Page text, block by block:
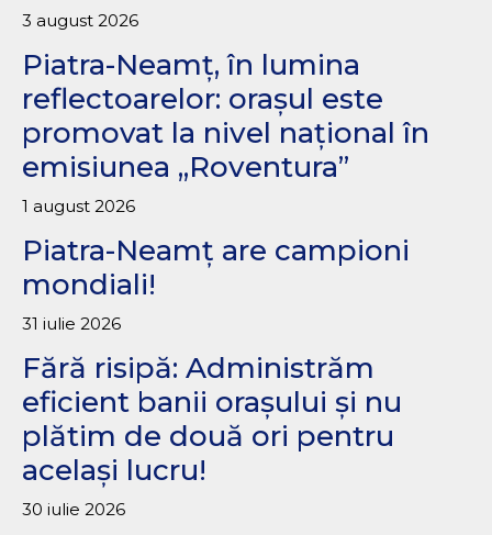
3 august 2026
Piatra-Neamț, în lumina
reflectoarelor: orașul este
promovat la nivel național în
emisiunea „Roventura”
1 august 2026
Piatra-Neamț are campioni
mondiali!
31 iulie 2026
Fără risipă: Administrăm
eficient banii orașului și nu
plătim de două ori pentru
același lucru!
30 iulie 2026